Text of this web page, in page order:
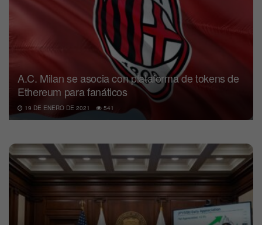
A.C. Milan se asocia con plataforma de tokens de
Ethereum para fanáticos
19 DE ENERO DE 2021 541